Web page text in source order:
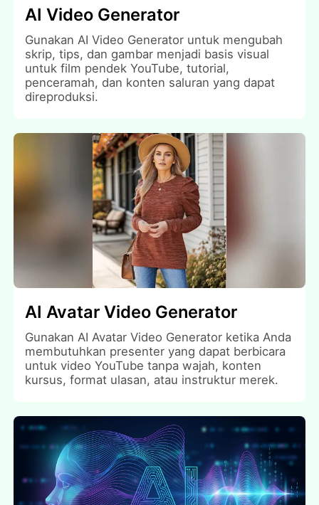
AI Video Generator
Gunakan AI Video Generator untuk mengubah
skrip, tips, dan gambar menjadi basis visual
untuk film pendek YouTube, tutorial,
penceramah, dan konten saluran yang dapat
direproduksi.
AI Avatar Video Generator
Gunakan AI Avatar Video Generator ketika Anda
membutuhkan presenter yang dapat berbicara
untuk video YouTube tanpa wajah, konten
kursus, format ulasan, atau instruktur merek.